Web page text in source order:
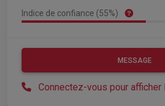
Indice de confiance (55%)
MESSAGE
Connectez-vous pour afficher